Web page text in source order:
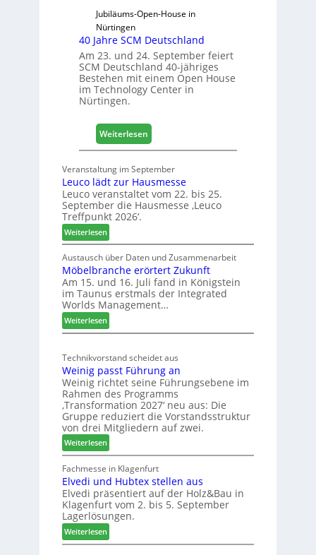
D
c
+
H
o
2
0
8
Jubiläums-Open-House in
Nürtingen
40 Jahre SCM Deutschland
Am 23. und 24. September feiert
SCM Deutschland 40-jähriges
Bestehen mit einem Open House
im Technology Center in
Nürtingen.
Weiterlesen:
4
J
a
h
C
M
D
e
u
s
h
l
a
n
d
Veranstaltung im September
Leuco lädt zur Hausmesse
Leuco veranstaltet vom 22. bis 25.
September die Hausmesse ‚Leuco
Treffpunkt 2026‘.
Weiterlesen:
L
e
u
c
o
l
ä
d
z
u
r
H
a
u
s
m
e
s
s
e
Austausch über Daten und Zusammenarbeit
Möbelbranche erörtert Zukunft
Am 15. und 16. Juli fand in Königstein
im Taunus erstmals der Integrated
Worlds Management…
Weiterlesen:
M
b
e
l
b
r
a
n
c
h
e
e
r
ö
r
t
e
Technikvorstand scheidet aus
Weinig passt Führung an
Weinig richtet seine Führungsebene im
Rahmen des Programms
‚Transformation 2027‘ neu aus: Die
Gruppe reduziert die Vorstandsstruktur
von drei Mitgliedern auf zwei.
Weiterlesen:
W
e
i
n
i
g
p
a
Fachmesse in Klagenfurt
Elvedi und Hubtex stellen aus
Elvedi präsentiert auf der Holz&Bau in
Klagenfurt vom 2. bis 5. September
Lagerlösungen.
Weiterlesen:
E